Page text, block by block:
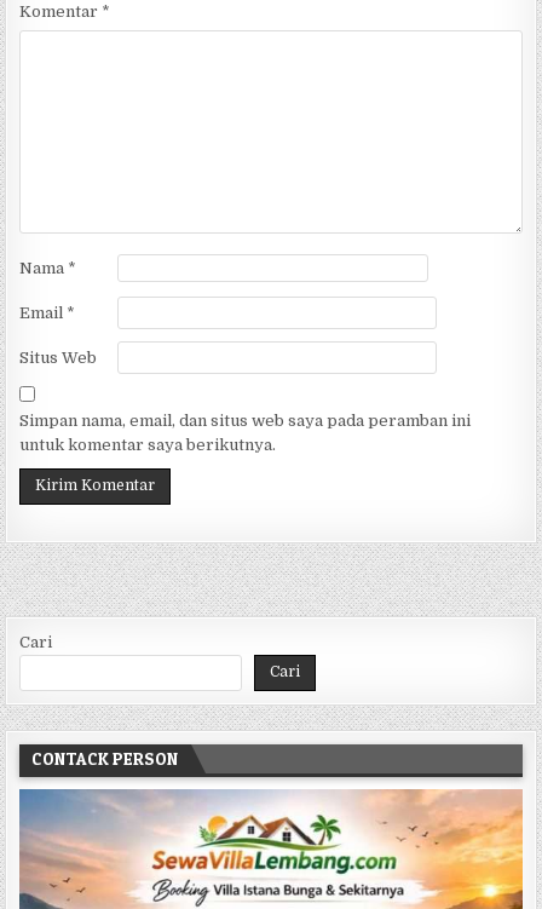
Komentar *
Nama *
Email *
Situs Web
Simpan nama, email, dan situs web saya pada peramban ini
untuk komentar saya berikutnya.
Cari
Cari
CONTACK PERSON